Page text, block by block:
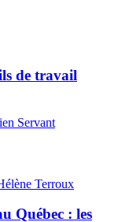
de travail
Servant
Terroux
Québec : les